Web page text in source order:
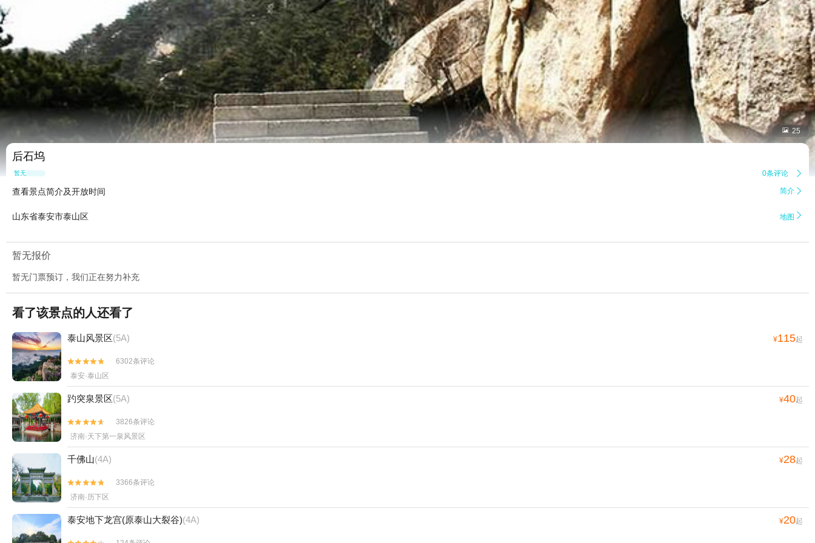
 25
后石坞
暂无点评 0条评论 
查看景点简介及开放时间 简介 
山东省泰安市泰山区 地图 
暂无报价
暂无门票预订，我们正在努力补充
看了该景点的人还看了
泰山风景区(5A) ¥115起


6302条评论
泰安·泰山区
趵突泉景区(5A) ¥40起


3826条评论
济南·天下第一泉风景区
千佛山(4A) ¥28起


3366条评论
济南·历下区
泰安地下龙宫(原泰山大裂谷)(4A) ¥20起